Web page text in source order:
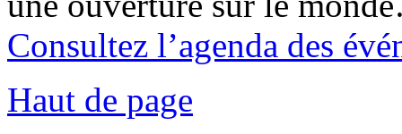
Consultez l’agenda des
Haut de page